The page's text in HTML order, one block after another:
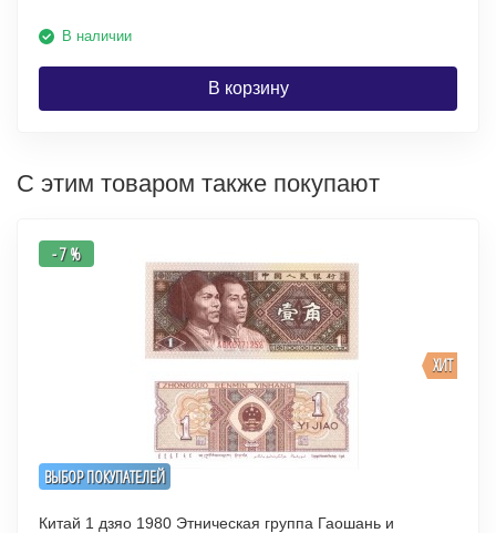
В наличии
В корзину
С этим товаром также покупают
ВЫБОР ПОКУПАТЕЛЕЙ
ХИТ
- 7 %
Китай 1 дзяо 1980 Этническая группа Гаошань и